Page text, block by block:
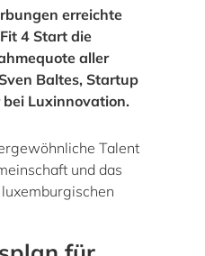
erreichte
4 Start die
aller
Baltes, Startup
Luxinnovation.
Talent
und das